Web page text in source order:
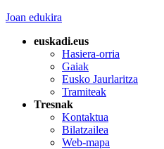
Joan edukira
euskadi.eus
Hasiera-orria
Gaiak
Eusko Jaurlaritza
Tramiteak
Tresnak
Kontaktua
Bilatzailea
Web-mapa